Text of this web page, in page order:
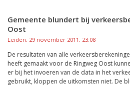
Gemeente blundert bij
Oost
Leiden, 29 november 2011, 23:08
De resultaten van alle
heeft gemaakt voor de Ringweg Oost
er bij het invoeren van de data in het
gebruikt, kloppen de uitkomsten niet. De